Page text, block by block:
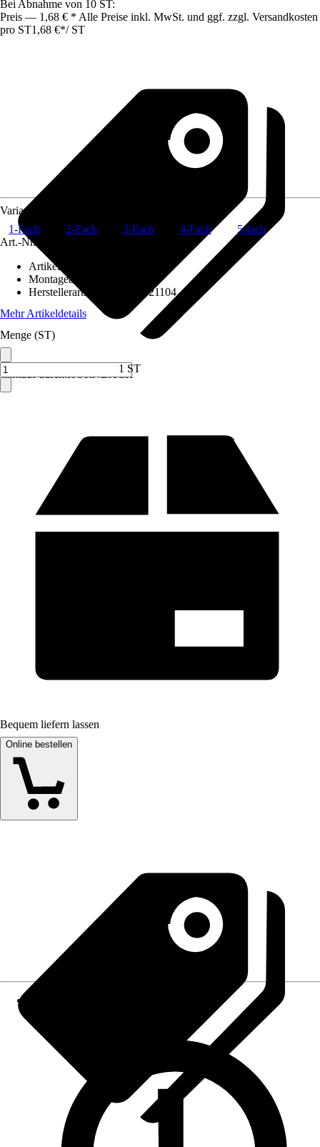
Bei Abnahme von 10 ST:
Preis — 1,68 € * Alle Preise inkl. MwSt. und ggf. zzgl. Versandkosten
pro ST1,68 €*/ ST
Verkauf durch:HORNBACH
Variante
1-Fach
2-Fach 3-Fach 4-Fach
5-fach
Art.-Nr.
Artikeltyp
Montageart
Herstellerartikelnummer
021104
Mehr Artikeldetails
Menge (ST)
1 ST
Bequem liefern lassen
Online bestellen